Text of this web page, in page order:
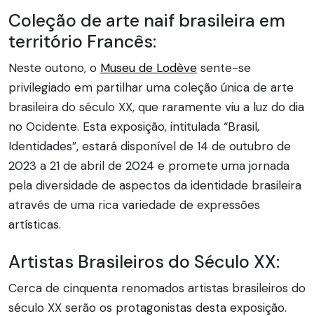
Coleção de arte naif brasileira em
território Francês:
Neste outono, o Museu de Lodève sente-se
privilegiado em partilhar uma coleção única de arte
brasileira do século XX, que raramente viu a luz do dia
no Ocidente. Esta exposição, intitulada “Brasil,
Identidades”, estará disponível de 14 de outubro de
2023 a 21 de abril de 2024 e promete uma jornada
pela diversidade de aspectos da identidade brasileira
através de uma rica variedade de expressões
artísticas.
Artistas Brasileiros do Século XX:
Cerca de cinquenta renomados artistas brasileiros do
século XX serão os protagonistas desta exposição.